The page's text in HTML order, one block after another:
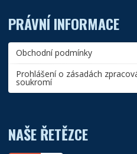
PRÁVNÍ INFORMACE
Obchodní podmínky
Prohlášení o zásadách
soukromí
NAŠE ŘETĚZCE